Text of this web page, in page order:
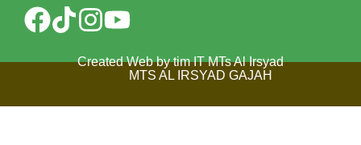
MTS AL IRSYAD GAJAH
Created Web by tim IT MTs Al Irsyad